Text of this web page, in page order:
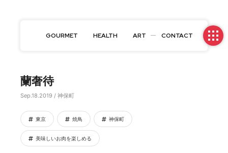
GOURMET HEALTH ART CONTACT
蘭奢待
Sep.18.2019 / 神保町
東京 焼鳥 神保町
美味しいお肉を楽しめる